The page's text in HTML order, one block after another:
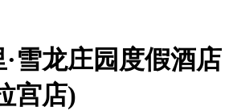
雪龙庄园度假酒店
宫店)